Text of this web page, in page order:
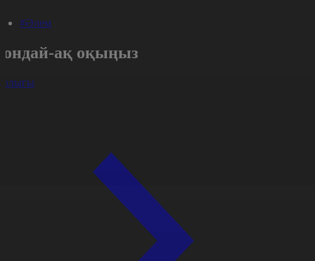
#Әлем
ақ оқыңыз